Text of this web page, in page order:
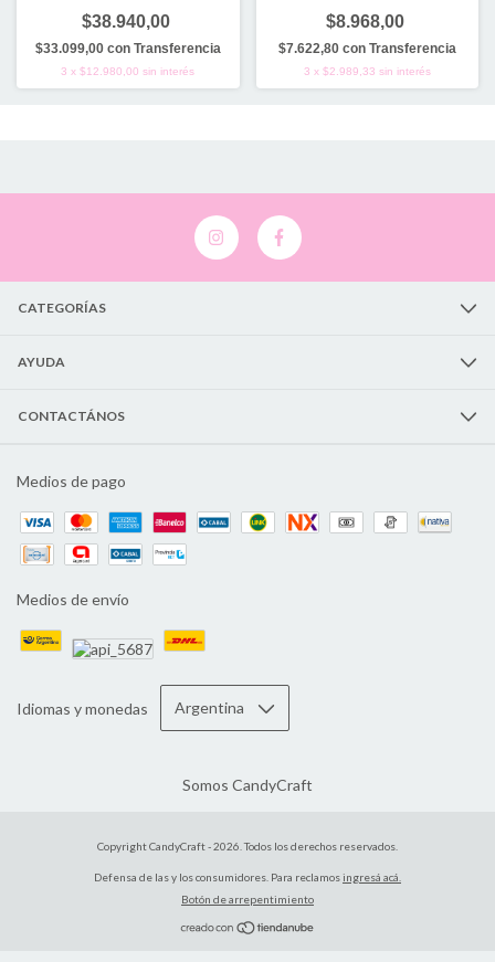
$38.940,00
$33.099,00 con Transferencia
3 x$12.980,00 sin interés
$8.968,00
$7.622,80 con Transferencia
3 x $2.989,33 sin interés
CATEGORÍAS
AYUDA
CONTACTÁNOS
Medios de pago
Medios de envío
Idiomas y monedas
Somos CandyCraft
Copyright CandyCraft - 2026. Todos los derechos reservados.
Defensa de las y los consumidores. Para reclamos ingresá acá.
Botón de arrepentimiento